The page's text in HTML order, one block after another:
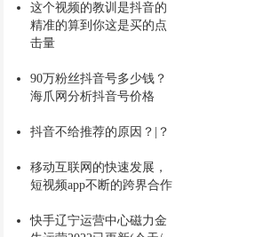
这个视频的教训是抖音的
精准的算到你这是买的点
击量
90万粉丝抖音号多少钱？
海爪网分析抖音号价格
抖音不给推荐的原因？|？
移动互联网的快速发展，
短视频app不断的跨界合作
快手辽宁运营中心磁力金